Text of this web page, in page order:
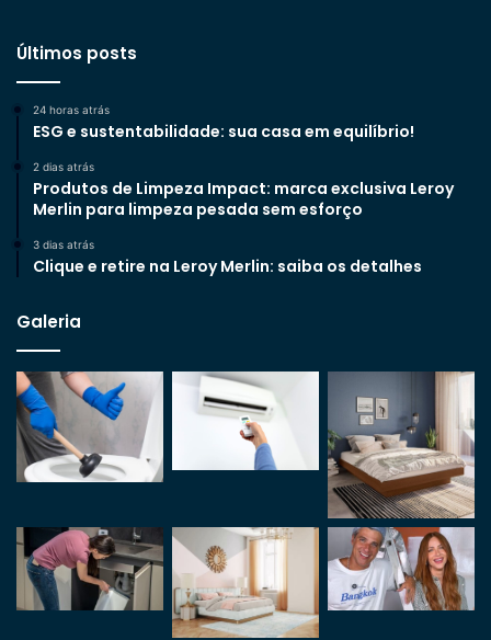
Últimos posts
24 horas atrás
ESG e sustentabilidade: sua casa em equilíbrio!
2 dias atrás
Produtos de Limpeza Impact: marca exclusiva Leroy
Merlin para limpeza pesada sem esforço
3 dias atrás
Clique e retire na Leroy Merlin: saiba os detalhes
Galeria